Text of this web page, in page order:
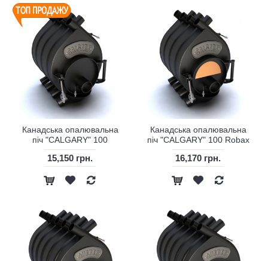
Канадська опалювальна
піч "CALGARY" 100
15,150 грн.
Канадська опалювальна
піч "CALGARY" 100 Robax
16,170 грн.